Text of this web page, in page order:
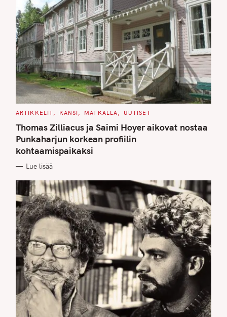
C
T
E
G
O
R
I
S
ARTIKKELIT KANSI MATKALLA UUTISET
Thomas Zilliacus ja Saimi Hoyer aikovat nostaa
Punkaharjun korkean profiilin
kohtaamispaikaksi
Lue lisää